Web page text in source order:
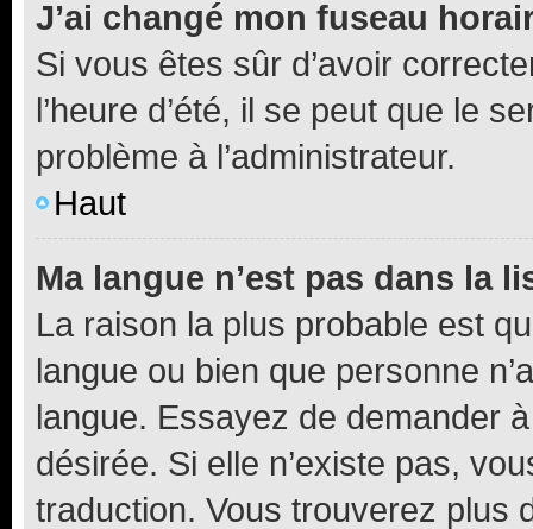
J’ai changé mon fuseau
Si vous êtes sûr d’avoir
l’heure d’été, il se peut que le
problème à l’administrateur.
Haut
Ma langue n’est pas dans la
La raison la plus probable est
langue ou bien que personne
langue. Essayez de demander
désirée. Si elle n’existe pas,
traduction. Vous trouverez plus